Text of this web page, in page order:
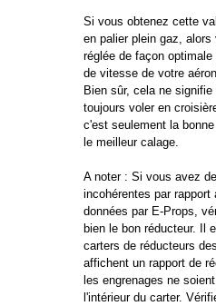
Si vous obtenez cette
en palier plein gaz,
réglée de façon
de vitesse de votre
Bien sûr, cela ne
toujours voler en
c'est seulement la
le meilleur calage.
A noter : Si vous avez
incohérentes par rapport
données par E-Props,
bien le bon réducteur. Il
carters de réducteurs
affichent un rapport de
les engrenages ne
l'intérieur du carter.